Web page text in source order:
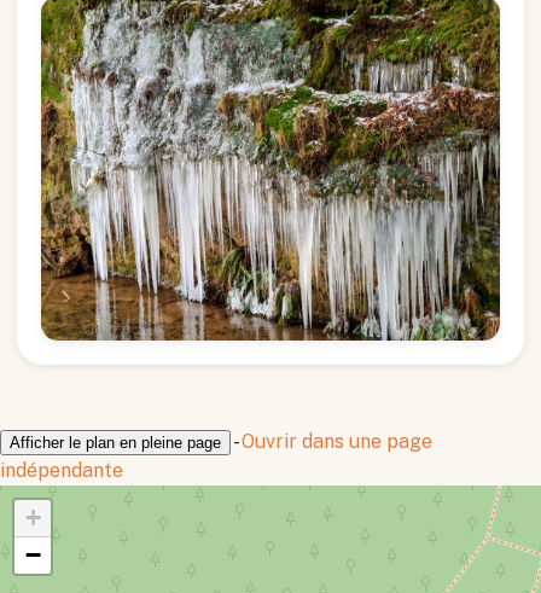
Afficher le plan en pleine page -Ouvrir dans une page
indépendante